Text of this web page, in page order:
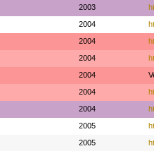
2003
2004
2004
2004
2004
2004
2004
2005
2005